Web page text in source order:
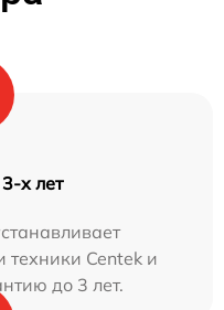
х лет
техники Centek и
до 3 лет.